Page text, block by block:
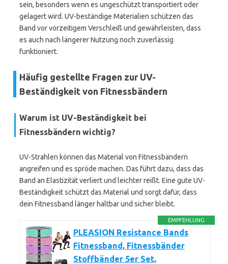
sein, besonders wenn es ungeschützt transportiert oder
gelagert wird. UV-beständige Materialien schützen das
Band vor vorzeitigem Verschleiß und gewährleisten, dass
es auch nach längerer Nutzung noch zuverlässig
funktioniert.
Häufig gestellte Fragen zur UV-
Beständigkeit von Fitnessbändern
Warum ist UV-Beständigkeit bei
Fitnessbändern wichtig?
UV-Strahlen können das Material von Fitnessbändern
angreifen und es spröde machen. Das führt dazu, dass das
Band an Elastizität verliert und leichter reißt. Eine gute UV-
Beständigkeit schützt das Material und sorgt dafür, dass
dein Fitnessband länger haltbar und sicher bleibt.
EMPFEHLUNG
PLEASION Resistance Bands
Fitnessband, Fitnessbänder
Stoffbänder 5er Set,